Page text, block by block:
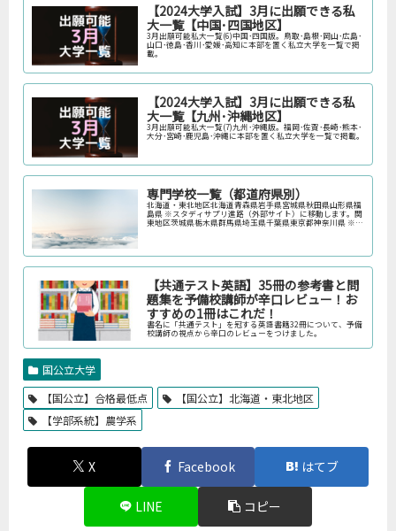
【2024大学入試】3月に出願できる私
大一覧【中国･四国地区】
3月出願可能私大一覧(6)中国･四国版。鳥取･島根･岡山･広島･
山口･徳島･香川･愛媛･高知に本部を置く私立大学を一覧で掲
載。
【2024大学入試】3月に出願できる私
大一覧【九州･沖縄地区】
3月出願可能私大一覧(7)九州･沖縄版。福岡･佐賀･長崎･熊本･
大分･宮崎･鹿児島･沖縄に本部を置く私立大学を一覧で掲載。
専門学校一覧（都道府県別）
北海道・東北地区北海道青森県岩手県宮城県秋田県山形県福
島県 ※スタディサプリ進路（外部サイト）に移動します。関
東地区茨城県栃木県群馬県埼玉県千葉県東京都神奈川県 ※ス
【共通テスト英語】35冊の参考書と問
題集を予備校講師が辛口レビュー！お
すすめの1冊はこれだ！
書名に「共通テスト」を冠する英語書籍32冊について、予備
校講師の視点から辛口のレビューをつけました。
国公立大学
【国公立】合格最低点
【国公立】北海道・東北地区
【学部系統】農学系
X Facebook はてブ
LINE コピー